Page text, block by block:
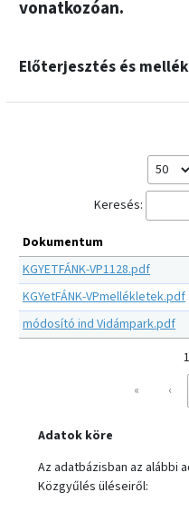
vonatkozóan.
Előterjesztés és
Keresés:
Dokumentum
KGYETFÁNK-VP1128.pdf
KGYetFÁNK-VPmellékletek.pdf
módosító ind Vidámpark.pdf
«
‹
Adatok köre
Az adatbázisban az alábbi
Közgyűlés üléseiről: